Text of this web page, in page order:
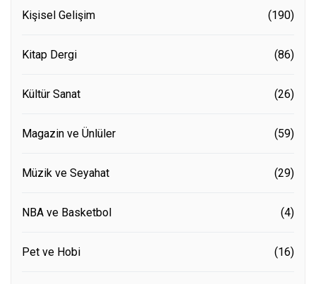
Kişisel Gelişim (190)
Kitap Dergi (86)
Kültür Sanat (26)
Magazin ve Ünlüler (59)
Müzik ve Seyahat (29)
NBA ve Basketbol (4)
Pet ve Hobi (16)